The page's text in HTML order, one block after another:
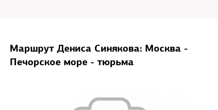
Маршрут Дениса Синякова: Москва -
Печорское море - тюрьма